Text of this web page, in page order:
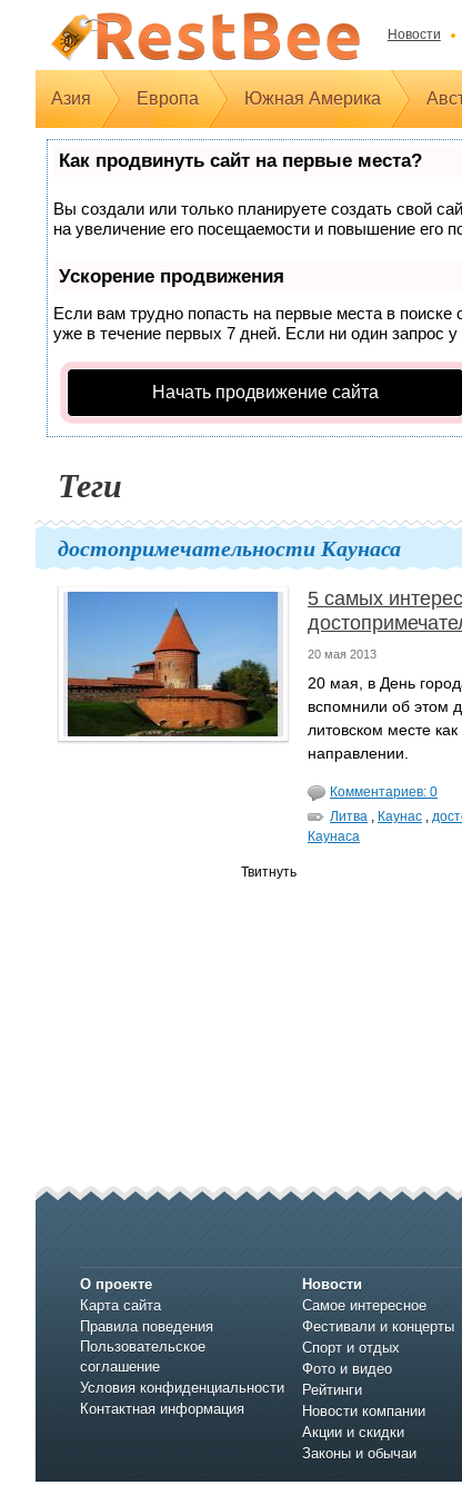
Новости
Азия Европа Южная Америка
Как продвинуть сайт на первые места?
Вы создали или только планируете создать свой
на увеличение его посещаемости и повышение его
Ускорение продвижения
Если вам трудно попасть на первые места в поиске
уже в течение первых 7 дней. Если ни один запрос
Начать продвижение сайта
Теги
достопримечательности Каунаса
5 самых
20 мая 2013
20 мая, в День
вспомнили об этом
литовском месте
направлении.
Комментариев: 0
Литва , Каунас ,
Каунаса
Твитнуть
О проекте
Карта сайта
Правила поведения
Пользовательское
соглашение
Условия конфиденциальности
Контактная информация
Новости
Самое интересное
Фестивали и концерты
Спорт и отдых
Фото и видео
Рейтинги
Новости компании
Акции и скидки
Законы и обычаи